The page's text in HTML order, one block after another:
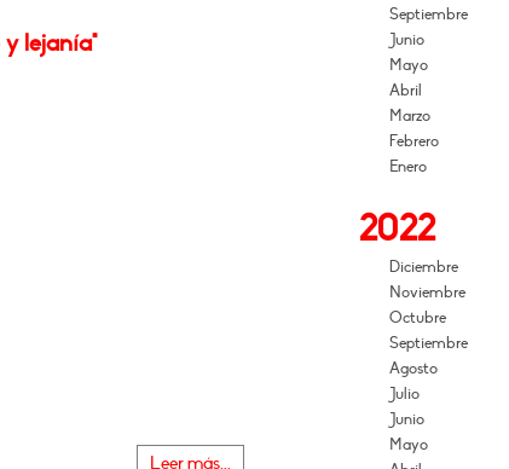
lejanía"
Leer más...
Septiembre
Junio
Mayo
Abril
Marzo
Febrero
Enero
2022
Diciembre
Noviembre
Octubre
Septiembre
Agosto
Julio
Junio
Mayo